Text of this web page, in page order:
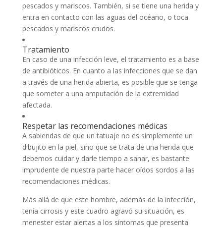
pescados y mariscos. También, si se tiene una herida y
entra en contacto con las aguas del océano, o toca
pescados y mariscos crudos.
Tratamiento
En caso de una infección leve, el tratamiento es a base
de antibióticos. En cuanto a las infecciones que se dan
a través de una herida abierta, es posible que se tenga
que someter a una amputación de la extremidad
afectada.
Respetar las recomendaciones médicas
A sabiendas de que un tatuaje no es simplemente un
dibujito en la piel, sino que se trata de una herida que
debemos cuidar y darle tiempo a sanar, es bastante
imprudente de nuestra parte hacer oídos sordos a las
recomendaciones médicas.
Más allá de que este hombre, además de la infección,
tenía cirrosis y este cuadro agravó su situación, es
menester estar alertas a los síntomas que presenta